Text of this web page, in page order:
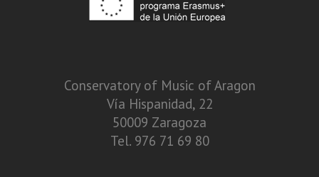
Conservatory of Music of Aragon
Vía Hispanidad, 22
50009 Zaragoza
Tel. 976 71 69 80